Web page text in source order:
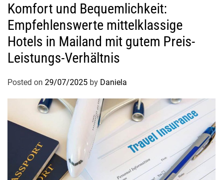
C
h
a
r
m
d
e
r
a
t
Komfort und Bequemlichkeit:
Empfehlenswerte mittelklassige
Hotels in Mailand mit gutem Preis-
Leistungs-Verhältnis
Posted on 29/07/2025 by Daniela